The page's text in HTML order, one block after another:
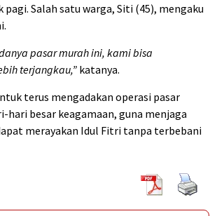
Salah satu warga, Siti (45), mengaku
pasar murah ini, kami bisa
terjangkau,”katanya.
terus mengadakan operasi pasar
besar keagamaan, guna menjaga
merayakan Idul Fitri tanpa terbebani